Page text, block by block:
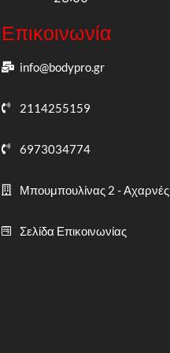
Επικοινωνία
info@bodypro.gr
2114255159
6973034774
Μπουμπουλίνας 2 - Αχαρνές
Σελίδα Επικοινωνίας